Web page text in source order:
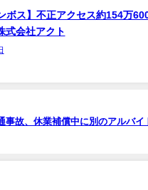
ボス】不正アクセス約154万
式会社アクト
事故、休業補償中に別のアルバイ